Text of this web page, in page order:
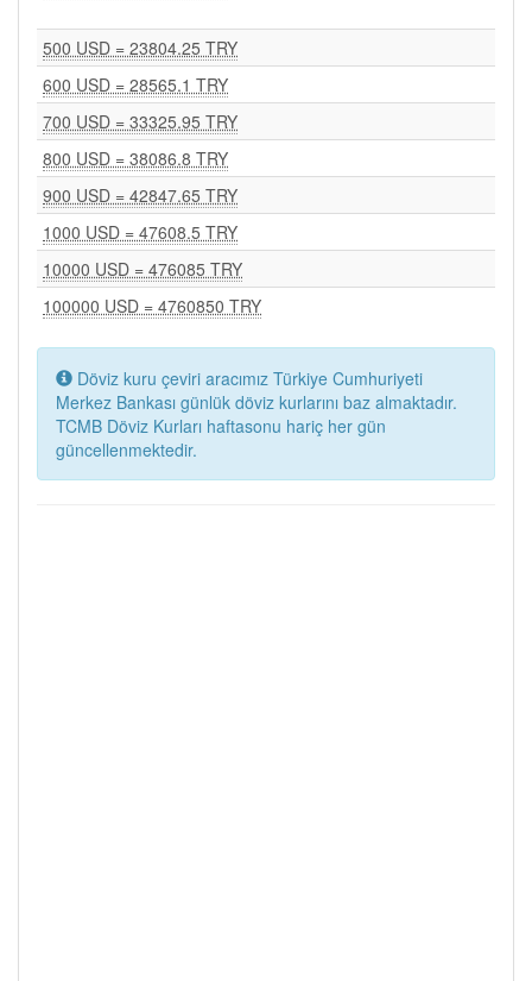
500 USD = 23804.25 TRY
600 USD = 28565.1 TRY
700 USD = 33325.95 TRY
800 USD = 38086.8 TRY
900 USD = 42847.65 TRY
1000 USD = 47608.5 TRY
10000 USD = 476085 TRY
100000 USD = 4760850 TRY
Döviz kuru çeviri aracımız Türkiye Cumhuriyeti
Merkez Bankası günlük döviz kurlarını baz almaktadır.
TCMB Döviz Kurları haftasonu hariç her gün
güncellenmektedir.